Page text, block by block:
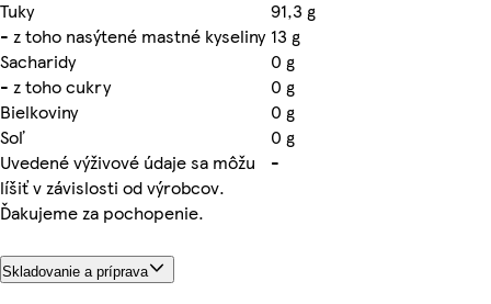
Tuky
91,3 g
- z toho nasýtené mastné kyseliny 13 g
Sacharidy
0 g
- z toho cukry
0 g
Bielkoviny
0 g
Soľ
0 g
Uvedené výživové údaje sa môžu
líšiť v závislosti od výrobcov.
Ďakujeme za pochopenie.
-
Skladovanie a príprava